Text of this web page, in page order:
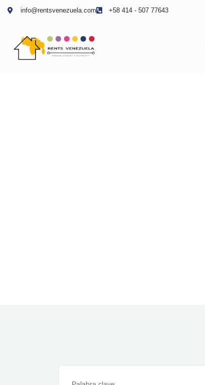
info@rentsvenezuela.com +58 414 - 507 77643